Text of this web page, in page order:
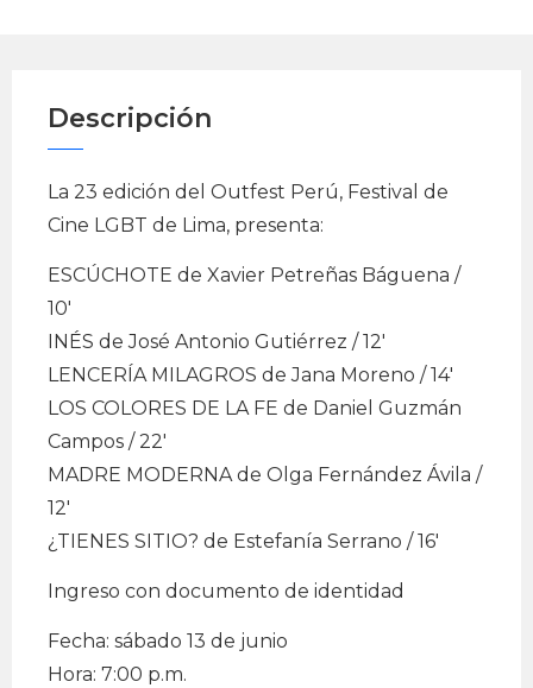
Descripción
La 23 edición del Outfest Perú, Festival de
Cine LGBT de Lima, presenta:
ESCÚCHOTE de Xavier Petreñas Báguena /
10′
INÉS de José Antonio Gutiérrez / 12′
LENCERÍA MILAGROS de Jana Moreno / 14′
LOS COLORES DE LA FE de Daniel Guzmán
Campos / 22′
MADRE MODERNA de Olga Fernández Ávila /
12′
¿TIENES SITIO? de Estefanía Serrano / 16′
Ingreso con documento de identidad
Fecha: sábado 13 de junio
Hora: 7:00 p.m.